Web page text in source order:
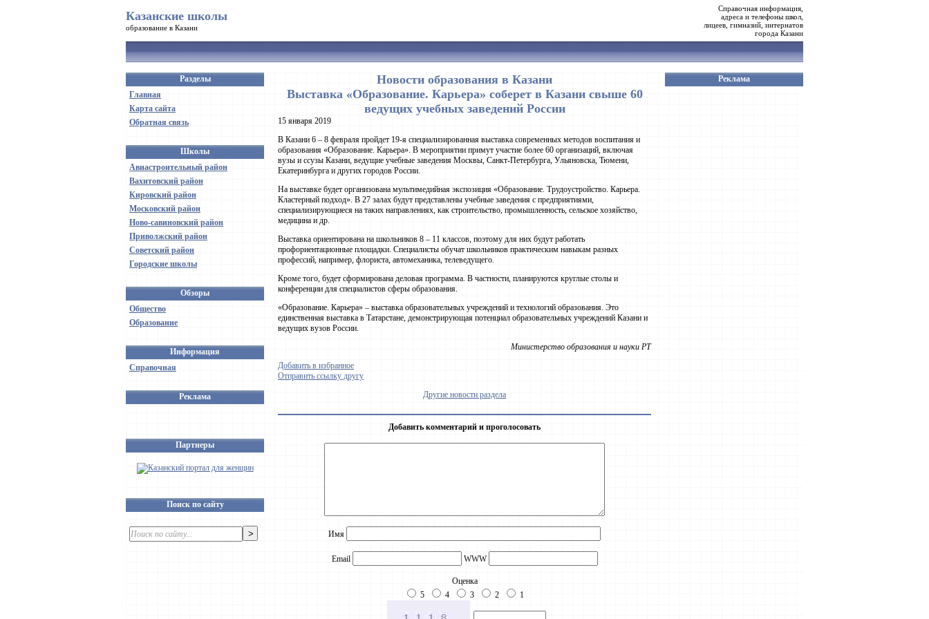
Казанские школы
образование в Казани
Справочная информация,
адреса и телефоны школ,
лицеев, гимназий, интернатов
города Казани
Разделы
Главная
Карта сайта
Обратная связь
Школы
Авиастроительный район
Вахитовский район
Кировский район
Московский район
Ново-савиновский район
Приволжский район
Советский район
Городские школы
Обзоры
Общество
Образование
Информация
Справочная
Реклама
Партнеры
Поиск по сайту
Новости образования в Казани
Выставка «Образование. Карьера» соберет в Казани свыше 60
ведущих учебных заведений России
15 января 2019
В Казани 6 – 8 февраля пройдет 19-я специализированная выставка современных методов воспитания и
образования «Образование. Карьера». В мероприятии примут участие более 60 организаций, включая
вузы и ссузы Казани, ведущие учебные заведения Москвы, Санкт-Петербурга, Ульяновска, Тюмени,
Екатеринбурга и других городов России.
На выставке будет организована мультимедийная экспозиция «Образование. Трудоустройство. Карьера.
Кластерный подход». В 27 залах будут представлены учебные заведения с предприятиями,
специализирующиеся на таких направлениях, как строительство, промышленность, сельское хозяйство,
медицина и др.
Выставка ориентирована на школьников 8 – 11 классов, поэтому для них будут работать
профориентационные площадки. Специалисты обучат школьников практическим навыкам разных
профессий, например, флориста, автомеханика, телеведущего.
Кроме того, будет сформирована деловая программа. В частности, планируются круглые столы и
конференции для специалистов сферы образования.
«Образование. Карьера» – выставка образовательных учреждений и технологий образования. Это
единственная выставка в Татарстане, демонстрирующая потенциал образовательных учреждений Казани и
ведущих вузов России.
Министерство образования и науки РТ
Добавить в избранное
Отправить ссылку другу
Другие новости раздела
Добавить комментарий и проголосовать
Имя
Email WWW
Оценка
5
4 3 2 1
Реклама